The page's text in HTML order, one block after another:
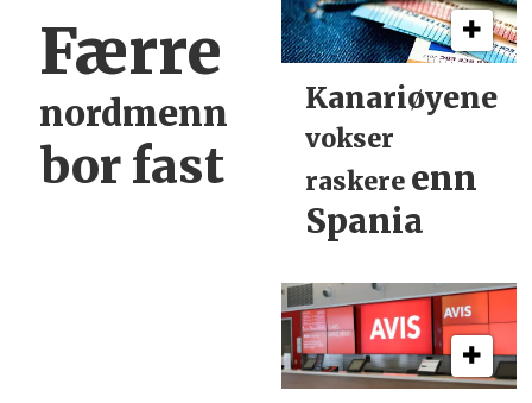
Færre
nordmenn
bor fast
Kanariøyene
vokser
raskere enn
Spania